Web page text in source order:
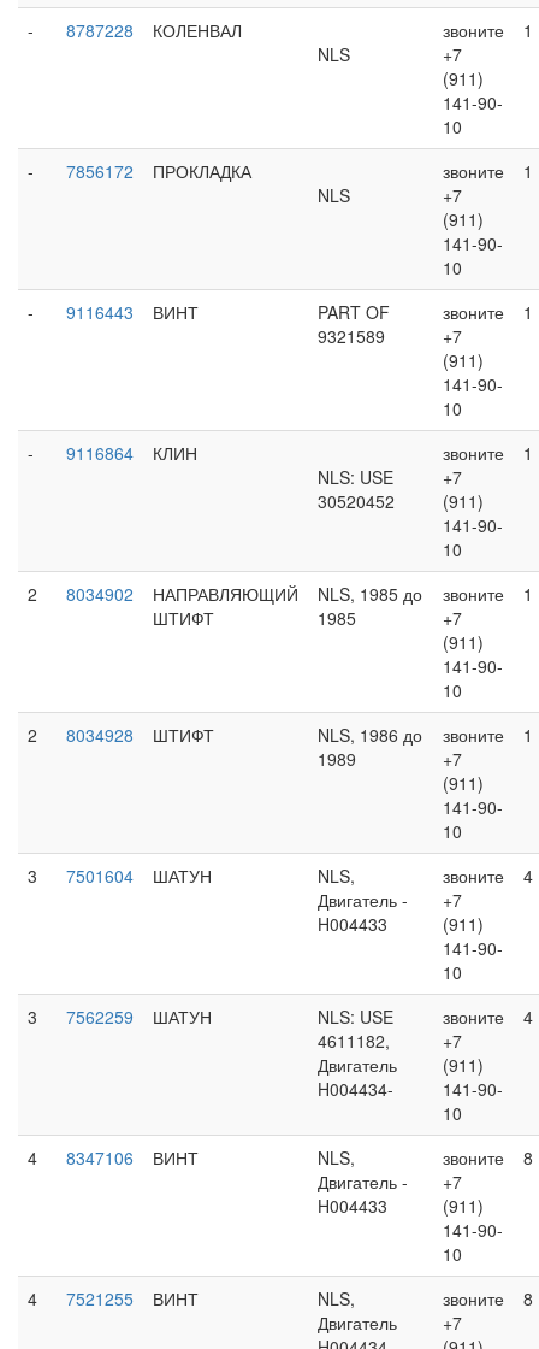
- 8787228
КОЛЕНВАЛ
NLS
звоните
+7
(911)
141-90-
10
1
- 7856172
ПРОКЛАДКА
NLS
звоните
+7
(911)
141-90-
10
1
- 9116443 ВИНТ
PART OF
9321589
звоните
+7
(911)
141-90-
10
1
- 9116864
КЛИН
NLS: USE
30520452
звоните
+7
(911)
141-90-
10
1
2 8034902
НАПРАВЛЯЮЩИЙ
ШТИФТ
NLS, 1985 до
1985
звоните
+7
(911)
141-90-
10
1
2 8034928 ШТИФТ
NLS, 1986 до
1989
звоните
+7
(911)
141-90-
10
1
3 7501604 ШАТУН
NLS,
Двигатель -
H004433
звоните
+7
(911)
141-90-
10
4
3 7562259 ШАТУН
NLS: USE
4611182,
Двигатель
H004434-
звоните
+7
(911)
141-90-
10
4
4 8347106 ВИНТ
NLS,
Двигатель -
H004433
звоните
+7
(911)
141-90-
10
8
4 7521255 ВИНТ
NLS,
Двигатель
звоните
+7
8